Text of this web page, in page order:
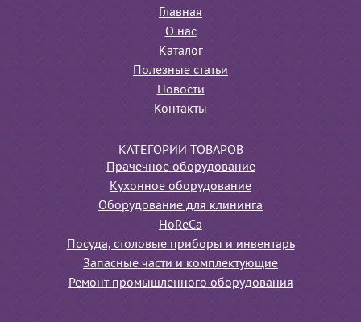
Главная
О нас
Каталог
Полезные статьи
Новости
Контакты
КАТЕГОРИИ ТОВАРОВ
Прачечное оборудование
Кухонное оборудование
Оборудование для клининга
HoReCa
Посуда, столовые приборы и инвентарь
Запасные части и комплектующие
Ремонт промышленного оборудования